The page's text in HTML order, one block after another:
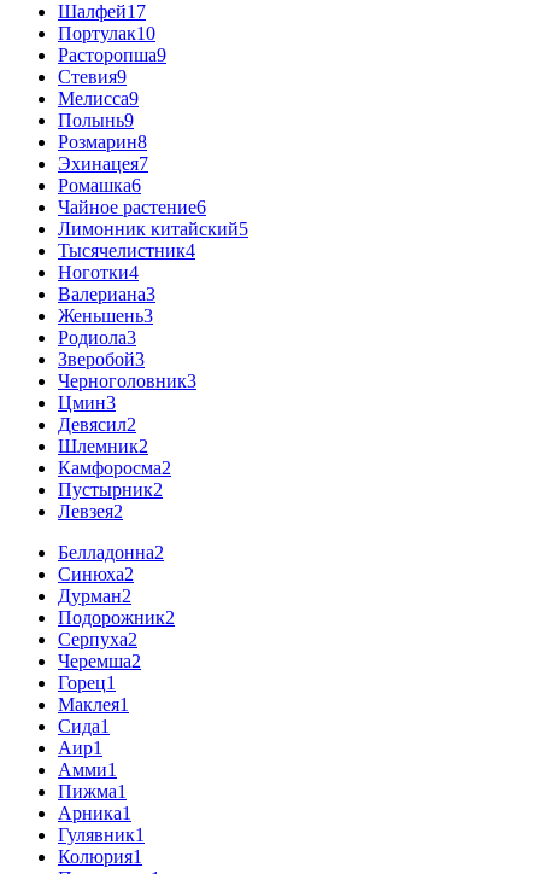
Шалфей17
Портулак10
Расторопша9
Стевия9
Мелисса9
Полынь9
Розмарин8
Эхинацея7
Ромашка6
Чайное растение6
Лимонник китайский5
Тысячелистник4
Ноготки4
Валериана3
Женьшень3
Родиола3
Зверобой3
Черноголовник3
Цмин3
Девясил2
Шлемник2
Камфоросма2
Пустырник2
Левзея2
Белладонна2
Синюха2
Дурман2
Подорожник2
Серпуха2
Черемша2
Горец1
Маклея1
Сида1
Аир1
Амми1
Пижма1
Арника1
Гулявник1
Колюрия1